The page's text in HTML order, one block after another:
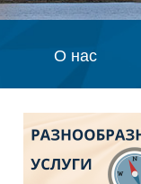
О нас